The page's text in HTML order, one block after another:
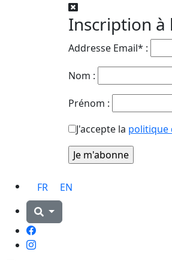
Inscription à
Addresse Email* :
Nom :
Prénom :
J'accepte la politique
FR EN
Facebook
Instagram